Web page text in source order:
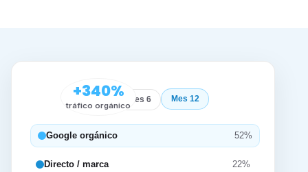
+340%
tráfico orgánico
Mes 6 Mes 12
Google orgánico 52%
Directo / marca 22%